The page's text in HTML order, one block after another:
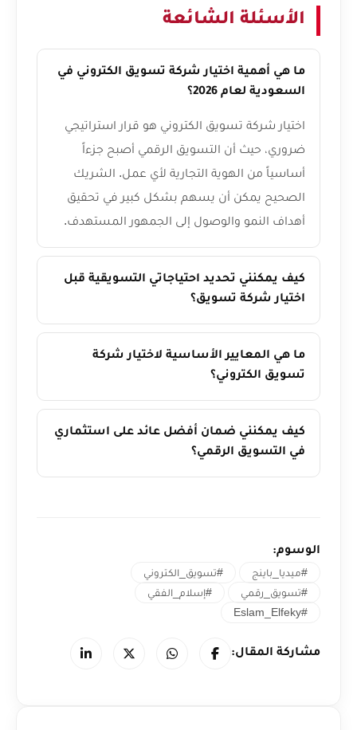
الأسئلة الشائعة
ما هي أهمية اختيار شركة تسويق الكتروني في
السعودية لعام 2026؟
اختيار شركة تسويق الكتروني هو قرار استراتيجي
ضروري، حيث أن التسويق الرقمي أصبح جزءاً
أساسياً من الهوية التجارية لأي عمل. الشريك
الصحيح يمكن أن يسهم بشكل كبير في تحقيق
أهداف النمو والوصول إلى الجمهور المستهدف.
كيف يمكنني تحديد احتياجاتي التسويقية قبل
اختيار شركة تسويق؟
ما هي المعايير الأساسية لاختيار شركة
تسويق الكتروني؟
كيف يمكنني ضمان أفضل عائد على استثماري
في التسويق الرقمي؟
الوسوم:
#ميديا_باينج
#تسويق_الكتروني
#تسويق_رقمي
#إسلام_الفقي
#Eslam_Elfeky
مشاركة المقال: